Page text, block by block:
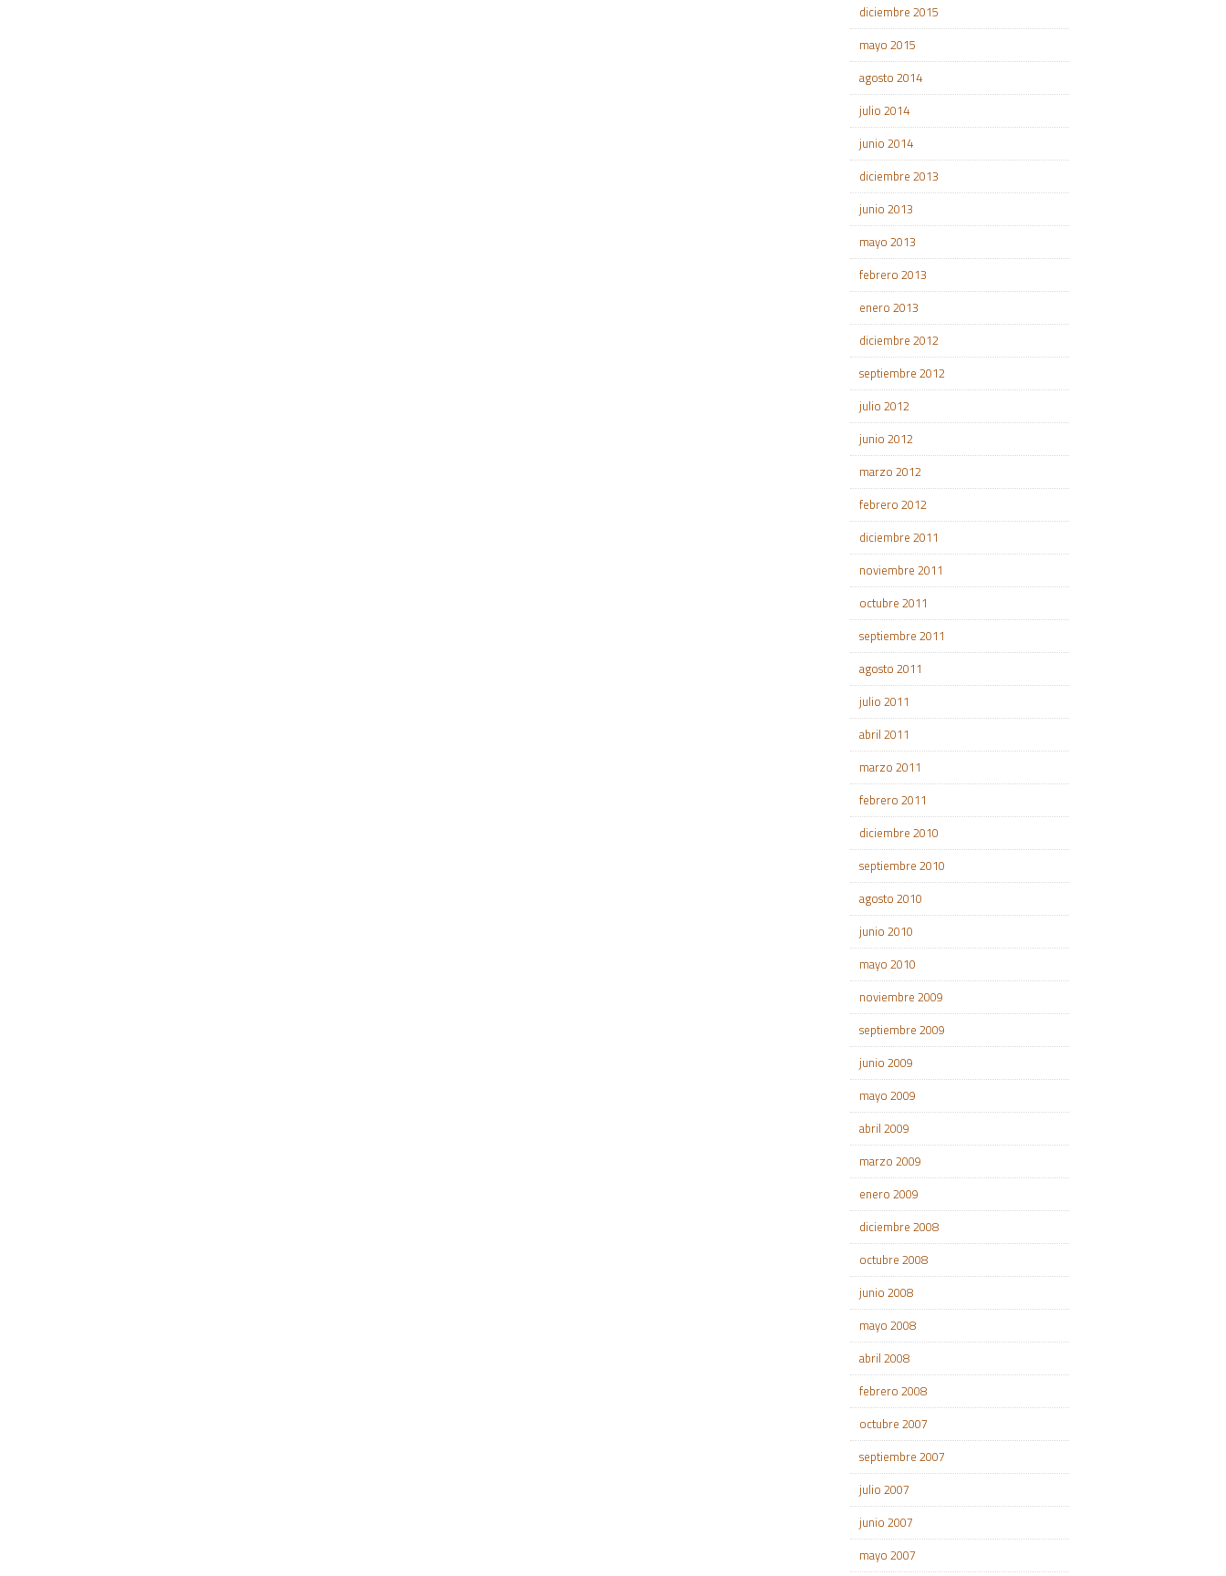
diciembre 2015
mayo 2015
agosto 2014
julio 2014
junio 2014
diciembre 2013
junio 2013
mayo 2013
febrero 2013
enero 2013
diciembre 2012
septiembre 2012
julio 2012
junio 2012
marzo 2012
febrero 2012
diciembre 2011
noviembre 2011
octubre 2011
septiembre 2011
agosto 2011
julio 2011
abril 2011
marzo 2011
febrero 2011
diciembre 2010
septiembre 2010
agosto 2010
junio 2010
mayo 2010
noviembre 2009
septiembre 2009
junio 2009
mayo 2009
abril 2009
marzo 2009
enero 2009
diciembre 2008
octubre 2008
junio 2008
mayo 2008
abril 2008
febrero 2008
octubre 2007
septiembre 2007
julio 2007
junio 2007
mayo 2007